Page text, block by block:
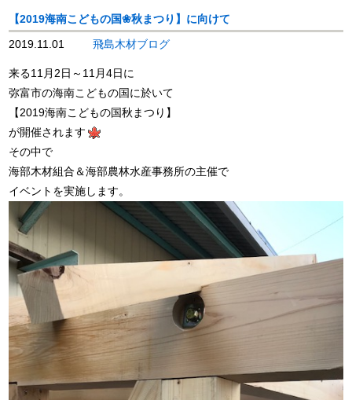
【2019海南こどもの国❀秋まつり】に向けて
2019.11.01
飛島木材ブログ
来る11月2日～11月4日に
弥富市の海南こどもの国に於いて
【2019海南こどもの国秋まつり】
が開催されます
その中で
海部木材組合＆海部農林水産事務所の主催で
イベントを実施します。